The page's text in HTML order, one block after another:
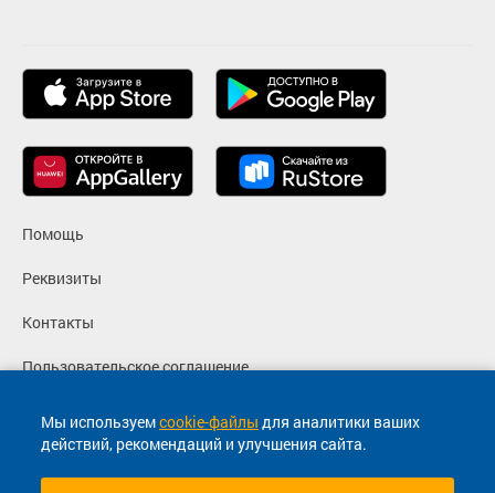
Мы используемcookie-файлы для аналитики ваших
действий, рекомендаций и улучшения сайта.
Помощь
Реквизиты
Контакты
Пользовательское соглашение
Политика конфиденциальности
Согласие на маркетинговые сообщения